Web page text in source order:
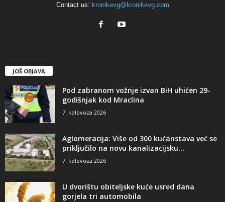
Contact us: kronikevg@kronikevg.com
JOŠ OBJAVA
Pod zabranom vožnje izvan BiH uhićen 29-
godišnjak kod Mraclina
7. kolovoza 2026
Aglomeracija: Više od 300 kućanstava već se
priključilo na novu kanalizacijsku...
7. kolovoza 2026
U dvorištu obiteljske kuće usred dana
gorjela tri automobila